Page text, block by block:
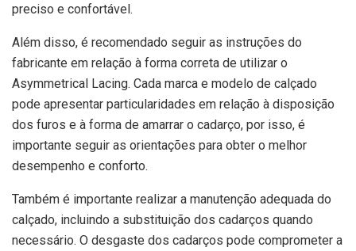
preciso e confortável.
Além disso, é recomendado seguir as instruções do
fabricante em relação à forma correta de utilizar o
Asymmetrical Lacing. Cada marca e modelo de calçado
pode apresentar particularidades em relação à disposição
dos furos e à forma de amarrar o cadarço, por isso, é
importante seguir as orientações para obter o melhor
desempenho e conforto.
Também é importante realizar a manutenção adequada do
calçado, incluindo a substituição dos cadarços quando
necessário. O desgaste dos cadarços pode comprometer a